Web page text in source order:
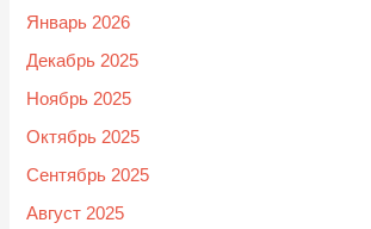
Январь 2026
Декабрь 2025
Ноябрь 2025
Октябрь 2025
Сентябрь 2025
Август 2025